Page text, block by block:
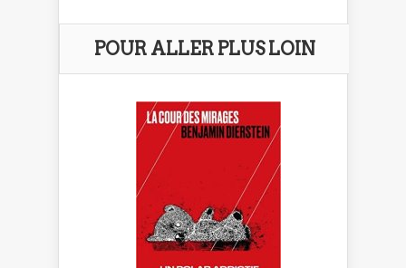
POUR ALLER PLUS LOIN